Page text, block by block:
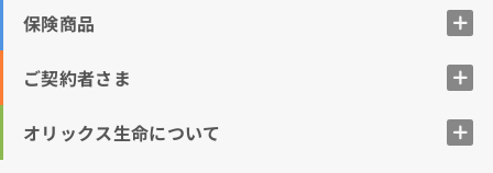
保険商品
ご契約者さま
オリックス生命について